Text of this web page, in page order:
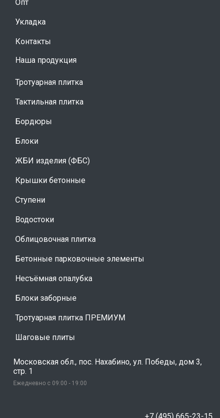
Опт
Укладка
Контакты
Наша продукция
Тротуарная плитка
Тактильная плитка
Бордюры
Блоки
ЖБИ изделия (ФБС)
Крышки бетонные
Ступени
Водостоки
Облицовочная плитка
Бетонные парковочные элементы
Несъёмная опалубка
Блоки заборные
Тротуарная плитка ПРЕМИУМ
Шаговые плиты
Московская обл., пос. Нахабино, ул. Победы, дом 3,
стр. 1
Ежедневно с 09:00 - 19:00
+7 (495) 665-23-15